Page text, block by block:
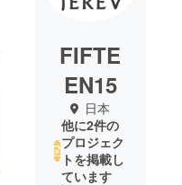
FIFTE
EN15
日本
他に2件の
プロジェク
トを掲載し
ています